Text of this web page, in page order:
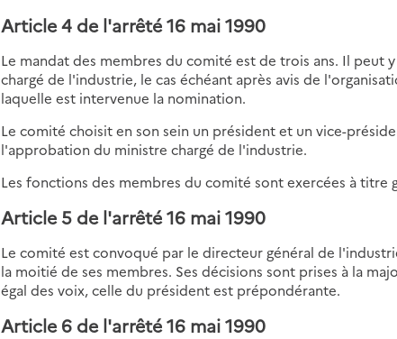
Article 4 de l'arrêté 16 mai 1990
Le mandat des membres du comité est de trois ans. Il peut
chargé de l'industrie, le cas échéant après avis de
laquelle est intervenue la nomination.
Le comité choisit en son sein un président et un vice-
l'approbation du ministre chargé de l'industrie.
Les fonctions des membres du comité sont exercées à titre
Article 5 de l'arrêté 16 mai 1990
Le comité est convoqué par le directeur général de
la moitié de ses membres. Ses décisions sont prises à la
égal des voix, celle du président est prépondérante.
Article 6 de l'arrêté 16 mai 1990